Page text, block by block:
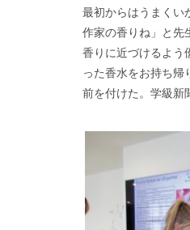
最初からはうまくい
作家の香りね」と先
香りに近づけるよう
った香水をお持ち帰
前を付けた。学級新